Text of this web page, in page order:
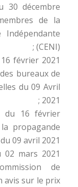
30 décembre
de la
Indépendante
(CENI) ;
février 2021
bureaux de
du 09 Avril
2021 ;
du 16 février
propagande
09 avril 2021 ;
02 mars 2021
de
avis sur le prix